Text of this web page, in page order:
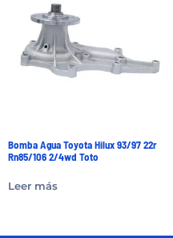
Bomba Agua Toyota Hilux 93/97 22r
Rn85/106 2/4wd Toto
Leer más